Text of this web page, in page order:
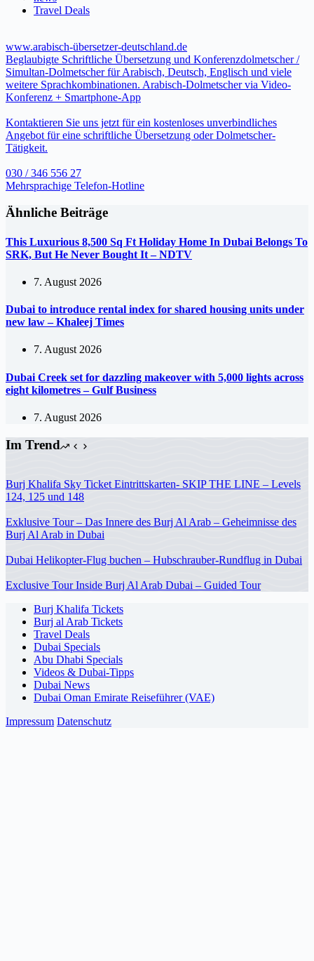
Travel Deals
www.arabisch-übersetzer-deutschland.de
Beglaubigte Schriftliche Übersetzung und Konferenzdolmetscher /
Simultan-Dolmetscher für Arabisch, Deutsch, Englisch und viele
weitere Sprachkombinationen. Arabisch-Dolmetscher via Video-
Konferenz + Smartphone-App
Kontaktieren Sie uns jetzt für ein kostenloses unverbindliches
Angebot für eine schriftliche Übersetzung oder Dolmetscher-
Tätigkeit.
030 / 346 556 27
Mehrsprachige Telefon-Hotline
Ähnliche Beiträge
This Luxurious 8,500 Sq Ft Holiday Home In Dubai Belongs To
SRK, But He Never Bought It – NDTV
7. August 2026
Dubai to introduce rental index for shared housing units under
new law – Khaleej Times
7. August 2026
Dubai Creek set for dazzling makeover with 5,000 lights across
eight kilometres – Gulf Business
7. August 2026
Im Trend
Burj Khalifa Sky Ticket Eintrittskarten- SKIP THE LINE – Levels
124, 125 und 148
Exklusive Tour – Das Innere des Burj Al Arab – Geheimnisse des
Burj Al Arab in Dubai
Dubai Helikopter-Flug buchen – Hubschrauber-Rundflug in Dubai
Exclusive Tour Inside Burj Al Arab Dubai – Guided Tour
Burj Khalifa Tickets
Burj al Arab Tickets
Travel Deals
Dubai Specials
Abu Dhabi Specials
Videos & Dubai-Tipps
Dubai News
Dubai Oman Emirate Reiseführer (VAE)
Impressum Datenschutz